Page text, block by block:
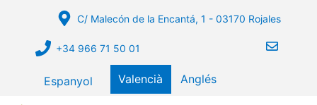
contingut
C/ Malecón de la Encantá, 1 - 03170 Rojales
+34 966 71 50 01
Espanyol Valencià Anglés